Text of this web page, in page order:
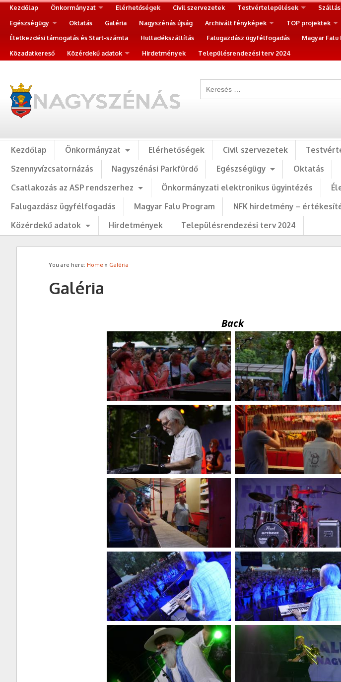
Kezdőlap Önkormányzat Elérhetőségek Civil szervezetek Testvértelepülések
Egészségügy
Oktatás Galéria Nagyszénás újság Archivált fényképek TOP projektek
Életkezdési támogatás és Start-számla
Hulladékszállítás Falugazdász ügyfélfogadás Magyar Falu
Közadatkereső
Közérdekű adatok Hirdetmények Településrendezési terv 2024
Kezdőlap Önkormányzat Elérhetőségek Civil szervezetek
Szennyvízcsatornázás
Nagyszénási Parkfürdő Egészségügy Oktatás
Csatlakozás az ASP rendszerhez
Önkormányzati elektronikus ügyintézés
Falugazdász ügyfélfogadás
Magyar Falu Program NFK hirdetmény –
Közérdekű adatok
Hirdetmények Településrendezési terv 2024
You are here: Home » Galéria
Galéria
Back